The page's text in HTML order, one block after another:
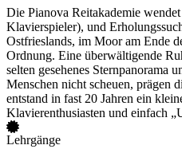
Die Pianova Reitakademie
Klavierspieler), und
Ostfrieslands, im Moor am Ende
Ordnung. Eine überwältigende
selten gesehenes Sternpanorama
Menschen nicht scheuen, prägen
entstand in fast 20 Jahren ein
Klavierenthusiasten und einfach
Lehrgänge